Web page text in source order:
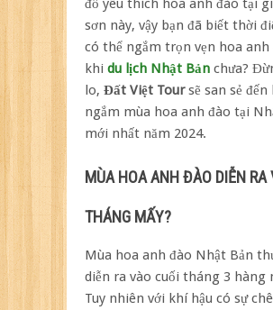
đào
Nhật
Bản
mới
2024
đồ yêu thích hoa anh đào tại
sơn này, vậy bạn đã biết thời
có thể ngắm trọn vẹn hoa anh
khi du lịch Nhật Bản chưa?
lo, Đất Việt Tour sẽ san sẻ
ngắm mùa hoa anh đào tại
mới nhất năm 2024.
MÙA HOA ANH ĐÀO DIỄN RA
THÁNG MẤY?
Mùa hoa anh đào Nhật Bản
diễn ra vào cuối tháng 3 hàng
Tuy nhiên với khí hậu có sự